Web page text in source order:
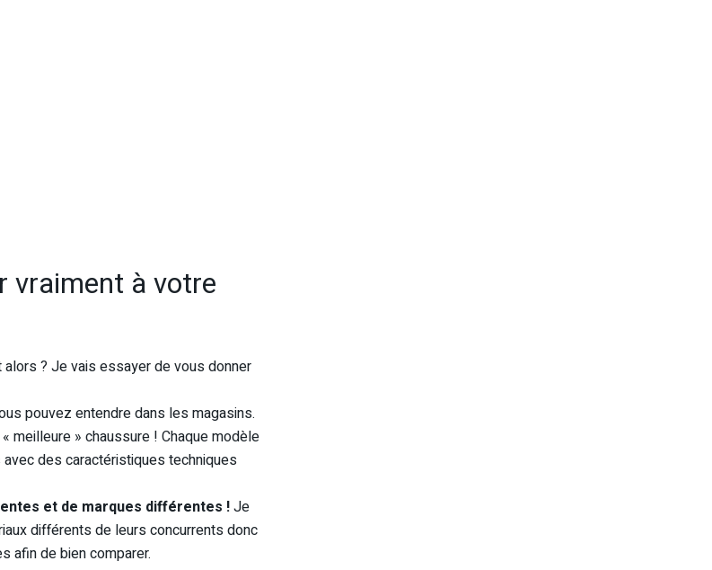
vraiment à votre
? Je vais essayer de vous donner
pouvez entendre dans les magasins.
meilleure » chaussure ! Chaque modèle
des caractéristiques techniques
et de marques différentes !Je
différents de leurs concurrents donc
afin de bien comparer.